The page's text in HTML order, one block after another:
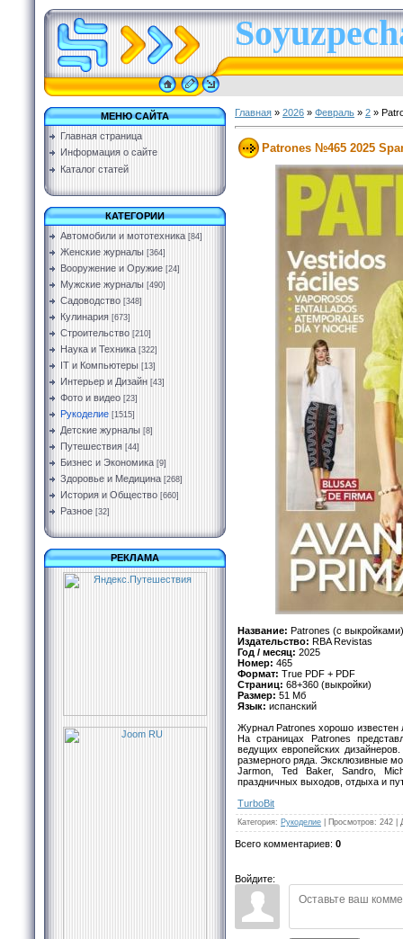
МЕНЮ САЙТА
Главная страница
Информация о сайте
Каталог статей
КАТЕГОРИИ
Автомобили и мототехника [84]
Женские журналы [364]
Вооружение и Оружие [24]
Мужские журналы [490]
Садоводство [348]
Кулинария [673]
Строительство [210]
Наука и Техника [322]
IT и Компьютеры [13]
Интерьер и Дизайн [43]
Фото и видео [23]
Рукоделие [1515]
Детские журналы [8]
Путешествия [44]
Бизнес и Экономика [9]
Здоровье и Медицина [268]
История и Общество [660]
Разное [32]
РЕКЛАМА
Главная » 2026 » Февраль » 2 »
Patrones №465 2025
Название: Patrones (с выкройками)
Издательство: RBA Revistas
Год / месяц: 2025
Номер: 465
Формат: True PDF + PDF
Страниц: 68+360 (выкройки)
Размер: 51 Мб
Язык: испанский
Журнал Patrones хорошо известен
На страницах Patrones
ведущих европейских
размерного ряда. Эксклюзивные
Jarmon, Ted Baker, Sandro,
праздничных выходов, отдыха и
TurbоBit
Категория: Рукоделие Просмотров: 242
Всего комментариев: 0
Войдите: